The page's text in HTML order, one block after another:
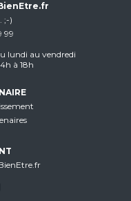
;-)
99
lundi au vendredi
à 18h